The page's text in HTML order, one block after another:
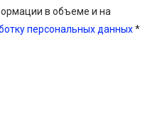
в объеме и на
персональных данных*